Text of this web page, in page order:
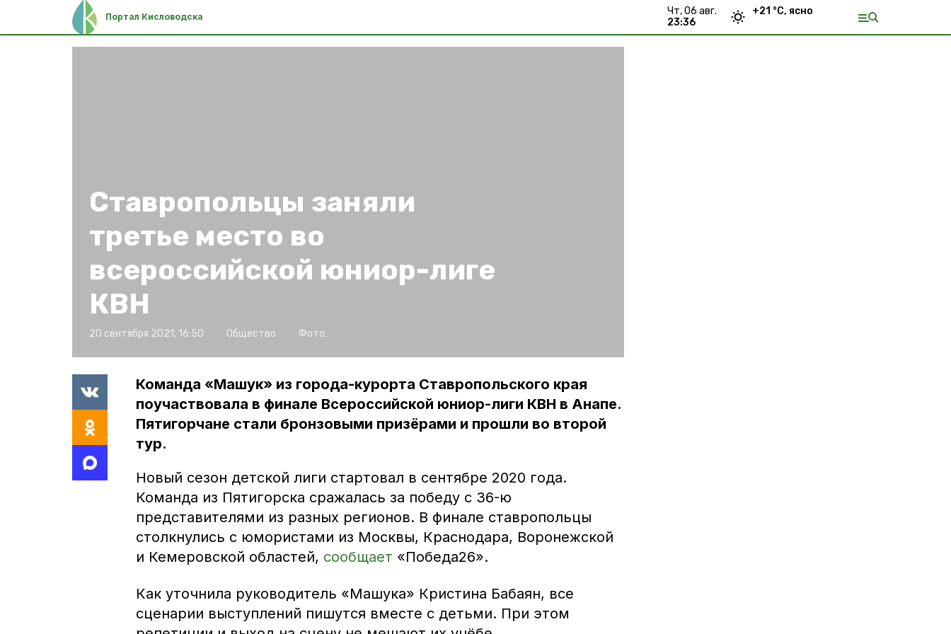
Портал Кисловодска
чт, 06 авг.
23:36
+21 °С, ясно
Ставропольцы заняли
третье место во
всероссийской юниор-лиге
КВН
20 сентября 2021, 16:50 Общество Фото:
Команда «Машук» из города-курорта Ставропольского края
поучаствовала в финале Всероссийской юниор-лиги КВН в Анапе.
Пятигорчане стали бронзовыми призёрами и прошли во второй
тур.
Новый сезон детской лиги стартовал в сентябре 2020 года.
Команда из Пятигорска сражалась за победу с 36-ю
представителями из разных регионов. В финале ставропольцы
столкнулись с юмористами из Москвы, Краснодара, Воронежской
и Кемеровской областей, сообщает «Победа26».
Как уточнила руководитель «Машука» Кристина Бабаян, все
сценарии выступлений пишутся вместе с детьми. При этом